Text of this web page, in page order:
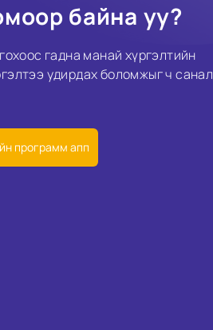
байна уу?
гадна манай хүргэлтийн
удирдах боломжыг ч санал
программ апп